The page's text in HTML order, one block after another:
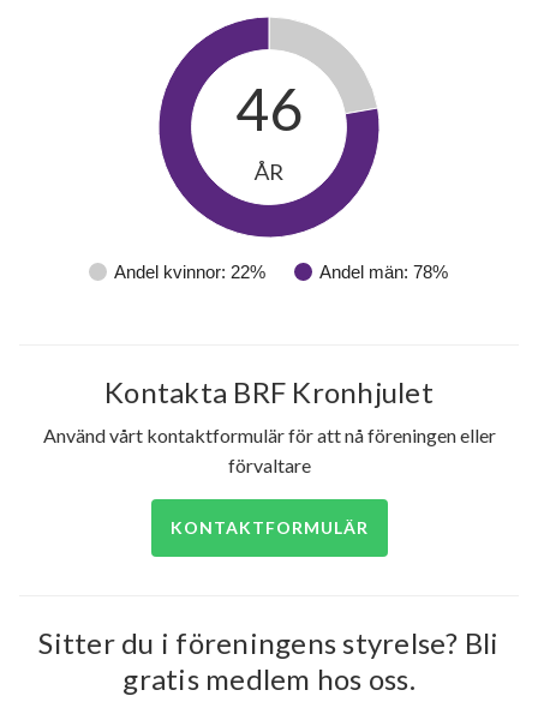
Andel kvinnor: 22% Andel män: 78%
46
ÅR
Kontakta BRF Kronhjulet
Använd vårt kontaktformulär för att nå föreningen eller
förvaltare
KONTAKTFORMULÄR
Sitter du i föreningens styrelse? Bli
gratis medlem hos oss.